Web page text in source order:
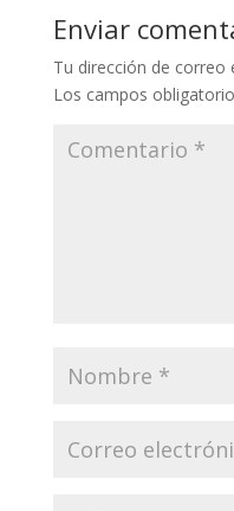
Enviar
Tu dirección de correo
Los campos